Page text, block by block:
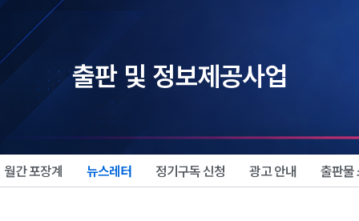
너
출판 및 정보제공사업
월간 포장계 뉴스레터 정기구독 신청 광고 안내 출판물